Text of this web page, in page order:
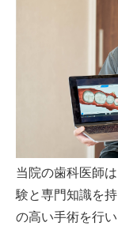
当院の歯科医師
験と専門知識を
の高い手術を行